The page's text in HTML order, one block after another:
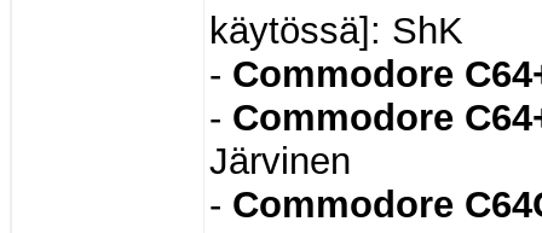
käytössä]: ShK
- Commodore
- Commodore
Järvinen
- Commodore